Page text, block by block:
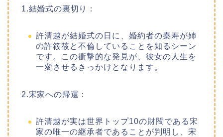
1.結婚式の裏切り：
許清越が結婚式の日に、婚約者の秦寿が姉
の許筱筱と不倫していることを知るシーン
です。この衝撃的な発見が、彼女の人生を
一変させるきっかけとなります。
2.宋家への帰還：
許清越が実は世界トップ10の財閥である宋
家の唯一の継承者であることが判明し、宋